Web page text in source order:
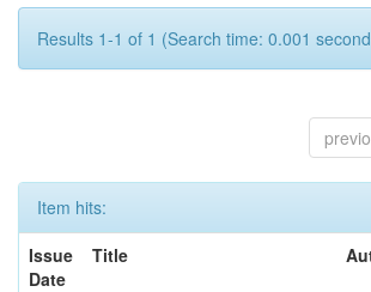
Results 1-1 of 1 (Search time: 0.001
Item hits:
Issue
Date
Title